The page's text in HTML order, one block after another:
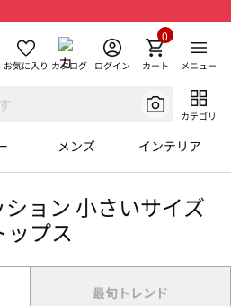
お気に入り カタログ ログイン カート
0
メニュー
カテゴリ
メンズ インテリア
ション 小さいサイズ
ップス
最旬トレンド